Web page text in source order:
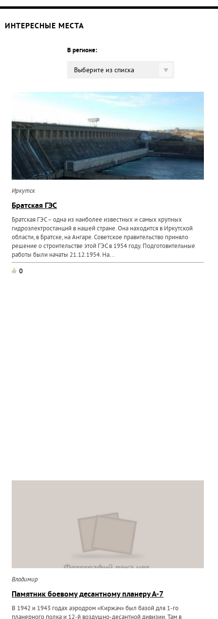
ИНТЕРЕСНЫЕ МЕСТА
В регионе:
Выберите из списка
Иркутск
Братская ГЭС
Братская ГЭС – одна из наиболее известных и самых крупных
гидроэлектростанций в нашей стране. Она находится в Иркутской
области, в Братске, на Ангаре. Советское правительство приняло
решение о строительстве этой ГЭС в 1954 году. Подготовительные
работы были начаты 21.12.1954. На...
0
Владимир
Памятник боевому десантному планеру А-7
В 1942 и 1943 годах аэродром «Киржач» был базой для 1-го